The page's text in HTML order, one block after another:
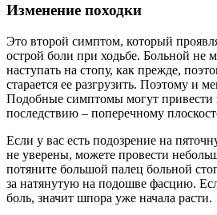
Изменение походки
Это второй симптом, который
острой боли при ходьбе. Больной не
наступать на стопу, как прежде,
старается ее разгрузить. Поэтому и
Подобные симптомы могут привести
последствию – поперечному
Если у вас есть подозрение на
не уверены, можете провести
потяните большой палец больной
за натянутую на подошве фасцию.
боль, значит шпора уже начала расти.